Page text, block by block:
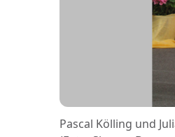
Pascal Kölling und